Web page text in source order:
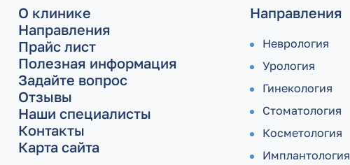
О клинике
Направления
Прайс лист
Полезная информация
Задайте вопрос
Отзывы
Наши специалисты
Контакты
Карта сайта
Направления
Неврология
Урология
Гинекология
Стоматология
Косметология
Имплантология